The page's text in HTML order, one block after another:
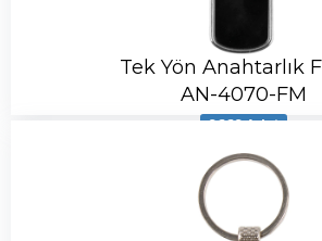
Tek Yön Anahtarlık
AN-4070-FM
9669 Adet